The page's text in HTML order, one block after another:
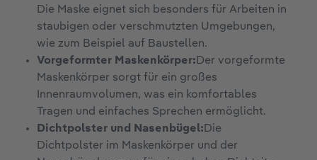
Die Maske eignet sich besonders für Arbeiten in
staubigen oder verschmutzten Umgebungen,
wie zum Beispiel auf Baustellen.
Vorgeformter Maskenkörper: Der vorgeformte
Maskenkörper sorgt für ein großes
Innenraumvolumen, was ein komfortables
Tragen und einfaches Sprechen ermöglicht.
Dichtpolster und Nasenbügel: Die
Dichtpolster im Maskenkörper und der